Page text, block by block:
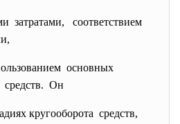
затратами, соответствием
основных
Он
кругооборота средств,